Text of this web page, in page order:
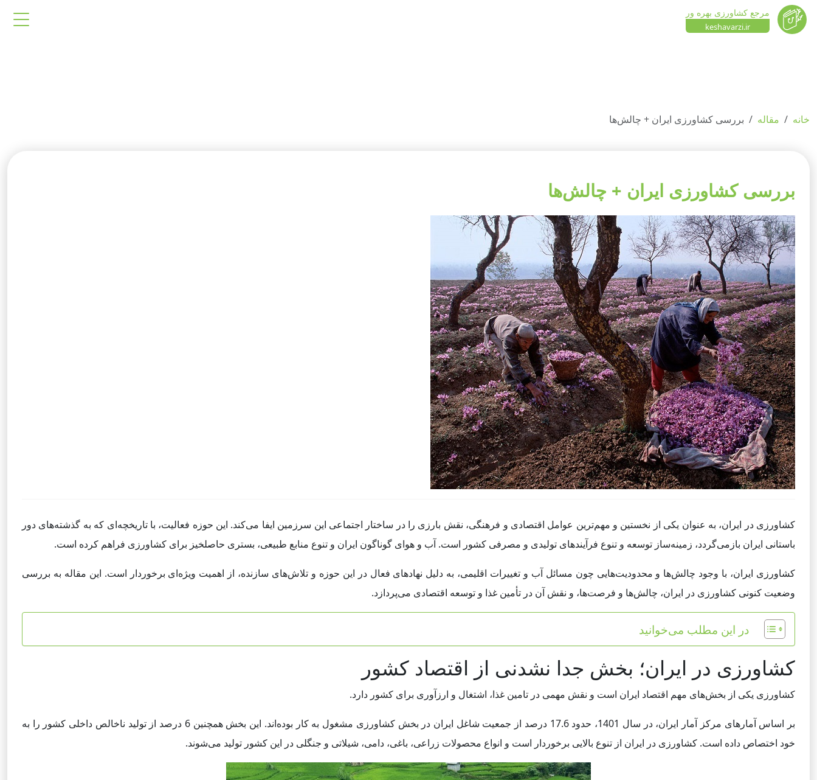
مرجع کشاورزی بهره ور
keshavarzi.ir
خانه مقاله بررسی کشاورزی ایران + چالش‌ها
بررسی کشاورزی ایران + چالش‌ها
کشاورزی در ایران، به عنوان یکی از نخستین و مهم‌ترین عوامل اقتصادی و فرهنگی، نقش بارزی را در ساختار اجتماعی این سرزمین ایفا می‌کند. این حوزه فعالیت، با تاریخچه‌ای که به گذشته‌های دور
باستانی ایران بازمی‌گردد، زمینه‌ساز توسعه و تنوع فرآیندهای تولیدی و مصرفی کشور است. آب و هوای گوناگون ایران و تنوع منابع طبیعی، بستری حاصلخیز برای کشاورزی فراهم کرده است.
کشاورزی ایران، با وجود چالش‌ها و محدودیت‌هایی چون مسائل آب و تغییرات اقلیمی، به دلیل نهادهای فعال در این حوزه و تلاش‌های سازنده، از اهمیت ویژه‌ای برخوردار است. این مقاله به بررسی
وضعیت کنونی کشاورزی در ایران، چالش‌ها و فرصت‌ها، و نقش آن در تأمین غذا و توسعه اقتصادی می‌پردازد.
در این مطلب می‌خوانید
کشاورزی در ایران؛ بخش جدا نشدنی از اقتصاد کشور
کشاورزی یکی از بخش‌های مهم اقتصاد ایران است و نقش مهمی در تامین غذا، اشتغال و ارزآوری برای کشور دارد.
بر اساس آمارهای مرکز آمار ایران، در سال 1401، حدود 17.6 درصد از جمعیت شاغل ایران در بخش کشاورزی مشغول به کار بوده‌اند. این بخش همچنین 6 درصد از تولید ناخالص داخلی کشور را به
خود اختصاص داده است. کشاورزی در ایران از تنوع بالایی برخوردار است و انواع محصولات زراعی، باغی، دامی، شیلاتی و جنگلی در این کشور تولید می‌شوند.